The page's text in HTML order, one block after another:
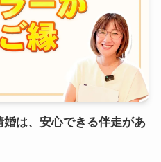
婚は、安心できる伴走があ